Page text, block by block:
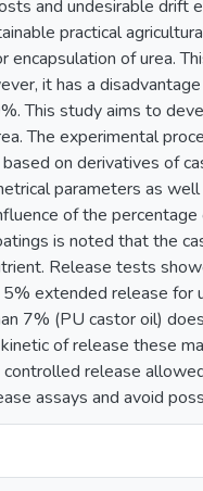
and undesirable drift
practical
encapsulation of urea.
it has a
This study aims to
The experimental
on derivatives of
parameters as
of the
is noted that the
Release tests
extended release for
7% (PU castor oil)
of release these
release
assays and avoid